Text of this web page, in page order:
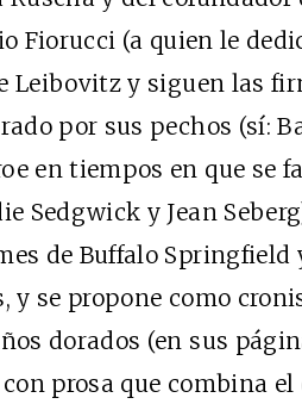
Fiorucci (a quien le
Leibovitz y siguen las
por sus pechos (sí:
en tiempos en que se
Sedgwick y Jean
de Buffalo
y se propone como
dorados (en sus
prosa que combina